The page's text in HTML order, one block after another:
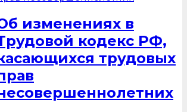
изменениях в
кодекс РФ,
трудовых